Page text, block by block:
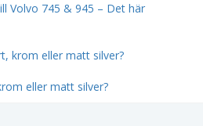
Volvo 745 & 945 – Det här
krom eller matt silver?
eller matt silver?